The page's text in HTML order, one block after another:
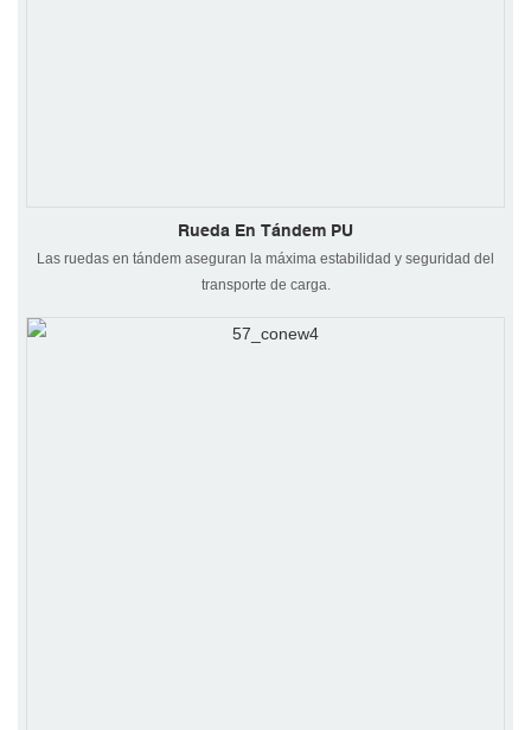
Rueda En Tándem PU
Las ruedas en tándem aseguran la máxima estabilidad y seguridad del
transporte de carga.